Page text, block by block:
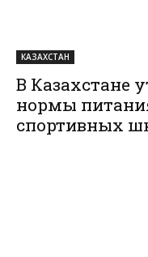
КАЗАХСТАН
В Казахстане
нормы
спортивных